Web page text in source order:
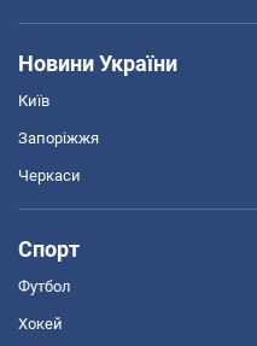
Новини України
Київ
Запоріжжя
Черкаси
Спорт
Футбол
Хокей